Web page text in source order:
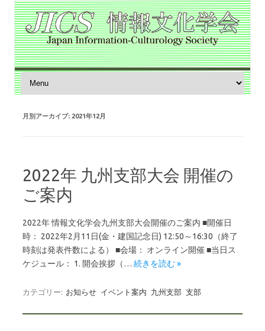
コンテンツへスキップ
月別アーカイブ: 2021年12月
2022年 九州支部大会 開催の
ご案内
2022年 情報文化学会九州支部大会開催のご案内 ■開催日
時： 2022年2月11日(金・建国記念日) 12:50～16:30（終了
時刻は発表件数による） ■会場： オンライン開催 ■当日ス
ケジュール： 1. 開会挨拶（… 続きを読む »
カテゴリー: お知らせ イベント案内 九州支部 支部